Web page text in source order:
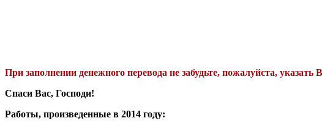
При заполнении денежного перевода не забудьте, пожалуйста,
Спаси Вас, Господи!
Работы, произведенные в 2014 году: